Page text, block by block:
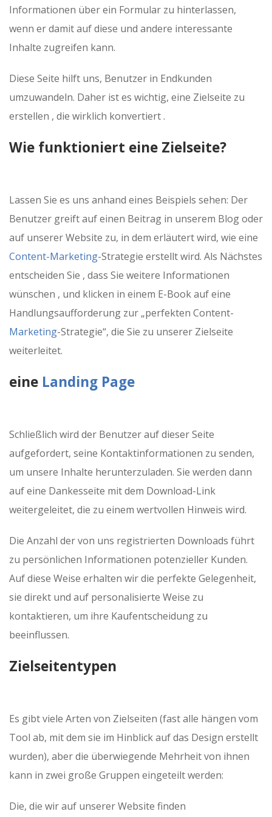
Informationen über ein Formular zu hinterlassen,
wenn er damit auf diese und andere interessante
Inhalte zugreifen kann.
Diese Seite hilft uns, Benutzer in Endkunden
umzuwandeln. Daher ist es wichtig, eine Zielseite zu
erstellen , die wirklich konvertiert .
Wie funktioniert eine Zielseite?
Lassen Sie es uns anhand eines Beispiels sehen: Der
Benutzer greift auf einen Beitrag in unserem Blog oder
auf unserer Website zu, in dem erläutert wird, wie eine
Content-Marketing-Strategie erstellt wird. Als Nächstes
entscheiden Sie , dass Sie weitere Informationen
wünschen , und klicken in einem E-Book auf eine
Handlungsaufforderung zur „perfekten Content-
Marketing-Strategie“, die Sie zu unserer Zielseite
weiterleitet.
eine Landing Page
Schließlich wird der Benutzer auf dieser Seite
aufgefordert, seine Kontaktinformationen zu senden,
um unsere Inhalte herunterzuladen. Sie werden dann
auf eine Dankesseite mit dem Download-Link
weitergeleitet, die zu einem wertvollen Hinweis wird.
Die Anzahl der von uns registrierten Downloads führt
zu persönlichen Informationen potenzieller Kunden.
Auf diese Weise erhalten wir die perfekte Gelegenheit,
sie direkt und auf personalisierte Weise zu
kontaktieren, um ihre Kaufentscheidung zu
beeinflussen.
Zielseitentypen
Es gibt viele Arten von Zielseiten (fast alle hängen vom
Tool ab, mit dem sie im Hinblick auf das Design erstellt
wurden), aber die überwiegende Mehrheit von ihnen
kann in zwei große Gruppen eingeteilt werden:
Die, die wir auf unserer Website finden